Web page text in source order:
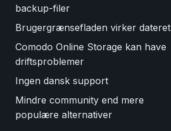
backup-filer
Brugergrænsefladen virker dateret
Comodo Online Storage kan have
driftsproblemer
Ingen dansk support
Mindre community end mere
populære alternativer